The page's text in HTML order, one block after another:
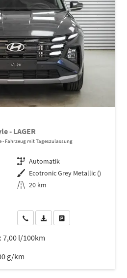
- LAGER
Fahrzeug mit Tageszulassung
Getriebe Automatik
Außenfarbe Ecotronic Grey Metallic ()
Kilometerstand 20 km
Wir rufen Sie anPDF-Datei, Fahrzeugexposé
7,00 l/100km
g/km